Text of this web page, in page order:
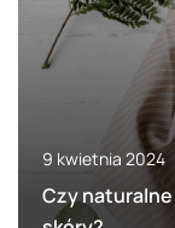
9 kwietnia 2024
Czy